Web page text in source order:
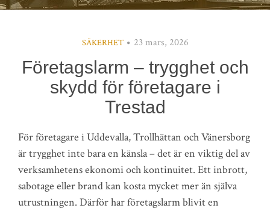
SÄKERHET 23 mars, 2026
Företagslarm – trygghet och
skydd för företagare i
Trestad
För företagare i Uddevalla, Trollhättan och Vänersborg
är trygghet inte bara en känsla – det är en viktig del av
verksamhetens ekonomi och kontinuitet. Ett inbrott,
sabotage eller brand kan kosta mycket mer än själva
utrustningen. Därför har företagslarm blivit en